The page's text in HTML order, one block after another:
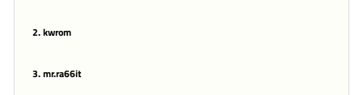
2. kwrom
3. mr.ra66it